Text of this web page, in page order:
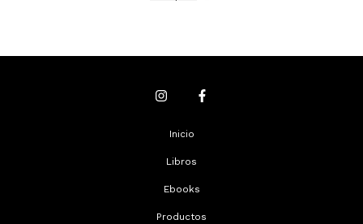
Inicio
Libros
Ebooks
Productos